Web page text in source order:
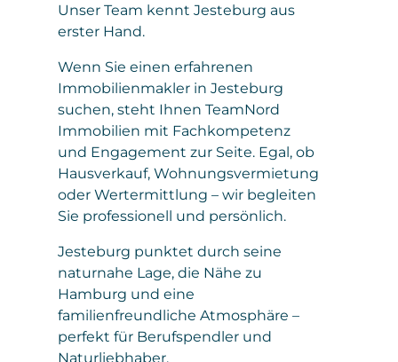
Unser Team kennt Jesteburg aus
erster Hand.
Wenn Sie einen erfahrenen
Immobilienmakler in Jesteburg
suchen, steht Ihnen TeamNord
Immobilien mit Fachkompetenz
und Engagement zur Seite. Egal, ob
Hausverkauf, Wohnungsvermietung
oder Wertermittlung – wir begleiten
Sie professionell und persönlich.
Jesteburg punktet durch seine
naturnahe Lage, die Nähe zu
Hamburg und eine
familienfreundliche Atmosphäre –
perfekt für Berufspendler und
Naturliebhaber.